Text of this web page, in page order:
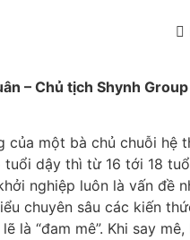
– Chủ tịch Shynh
của một bà chủ chuỗi
dậy thì từ 16 tới 18
nghiệp luôn là vấn đề
chuyên sâu các kiến
là “đam mê”. Khi say